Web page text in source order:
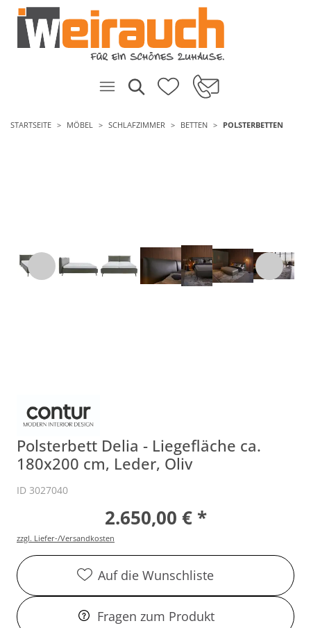
STARTSEITE MÖBEL SCHLAFZIMMER BETTEN POLSTERBETTEN
Polsterbett Delia - Liegefläche ca.
180x200 cm, Leder, Oliv
ID 3027040
2.650,00 € *
zzgl. Liefer-/Versandkosten
Auf die Wunschliste
Fragen zum Produkt